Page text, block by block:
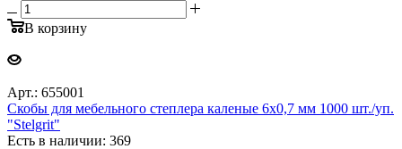
В корзину
Арт.: 655001
Cкобы для мебельного степлера каленые 6x0,7 мм 1000 шт./уп.
"Stelgrit"
Есть в наличии: 369